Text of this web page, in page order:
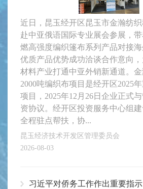
近日，昆玉经开区昆玉市金瀚纺织
赴中亚俄语国际专业展会参展，
燃高强度编织篷布系列产品对接
优质产品优势成功洽谈合作意向
材料产业打通中亚外销新通道。
2000吨编织布项目是经开区2025
项目，2025年12月26日企业正式
资协议。经开区投资服务中心组
全程驻点帮扶，协...
昆玉经济技术开发区管理委员会
2026-08-03
习近平对侨务工作作出重要指示